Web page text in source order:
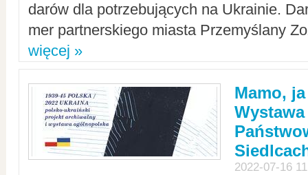
darów dla potrzebujących na Ukrainie.
mer partnerskiego miasta Przemyślany
więcej »
Mamo,
2022-07-16